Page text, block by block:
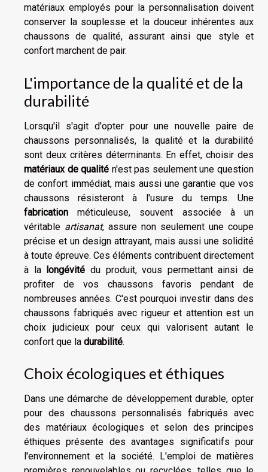
matériaux employés pour la personnalisation doivent
conserver la souplesse et la douceur inhérentes aux
chaussons de qualité, assurant ainsi que style et
confort marchent de pair.
L'importance de la qualité et de la
durabilité
Lorsqu'il s'agit d'opter pour une nouvelle paire de
chaussons personnalisés, la qualité et la durabilité
sont deux critères déterminants. En effet, choisir des
matériaux de qualité n'est pas seulement une question
de confort immédiat, mais aussi une garantie que vos
chaussons résisteront à l'usure du temps. Une
fabrication méticuleuse, souvent associée à un
véritable artisanat, assure non seulement une coupe
précise et un design attrayant, mais aussi une solidité
à toute épreuve. Ces éléments contribuent directement
à la longévité du produit, vous permettant ainsi de
profiter de vos chaussons favoris pendant de
nombreuses années. C'est pourquoi investir dans des
chaussons fabriqués avec rigueur et attention est un
choix judicieux pour ceux qui valorisent autant le
confort que la durabilité.
Choix écologiques et éthiques
Dans une démarche de développement durable, opter
pour des chaussons personnalisés fabriqués avec
des matériaux écologiques et selon des principes
éthiques présente des avantages significatifs pour
l'environnement et la société. L'emploi de matières